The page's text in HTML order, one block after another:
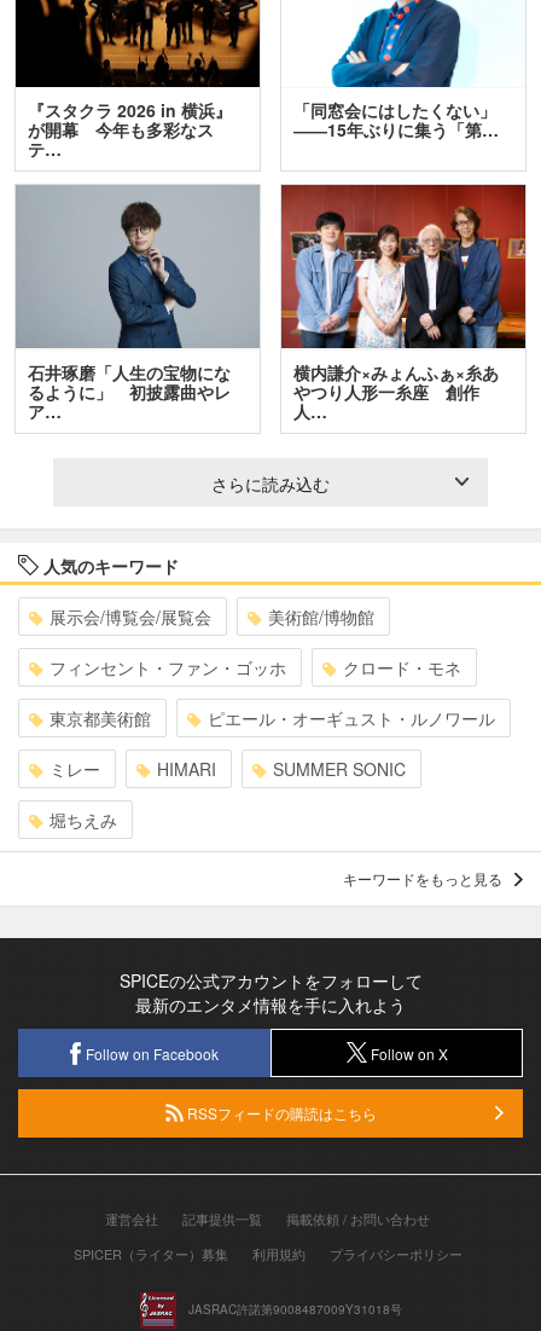
『スタクラ 2026 in 横浜』
が開幕 今年も多彩なス
テ…
「同窓会にはしたくない」
――15年ぶりに集う「第…
石井琢磨「人生の宝物にな
るように」 初披露曲やレ
ア…
横内謙介×みょんふぁ×糸あ
やつり人形一糸座 創作
人…
さらに読み込む
人気のキーワード
展示会/博覧会/展覧会 美術館/博物館
フィンセント・ファン・ゴッホ クロード・モネ
東京都美術館 ピエール・オーギュスト・ルノワール
ミレー HIMARI SUMMER SONIC
堀ちえみ
キーワードをもっと見る
SPICEの公式アカウントをフォローして
最新のエンタメ情報を手に入れよう
Follow on Facebook Follow on X
RSSフィードの購読はこちら
運営会社 記事提供一覧
掲載依頼 / お問い合わせ
SPICER（ライター）募集
利用規約 プライバシーポリシー
JASRAC許諾第9008487009Y31018号